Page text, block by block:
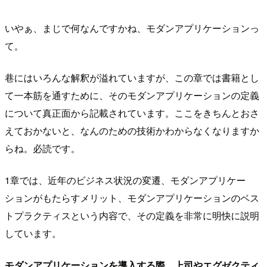
いやぁ、まじで何なんですかね、モダンアプリケーションっ
て。
巷にはいろんな解釈が溢れていますが、この章では書籍とし
て一本筋を通すために、そのモダンアプリケーションの定義
について真正面から記載されています。ここをきちんとおさ
えておかないと、なんのための技術かわからなくなりますか
らね。必読です。
1章では、近年のビジネス状況の変遷、モダンアプリケー
ションがもたらすメリット、モダンアプリケーションのベス
トプラクティスという内容で、その定義を非常に明快に説明
しています。